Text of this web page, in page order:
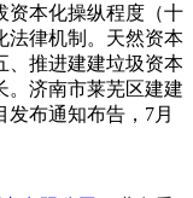
资本化操纵程度（十
法律机制。天然资本
、推进建建垃圾资本
。济南市莱芜区建建
布通知布告，7月